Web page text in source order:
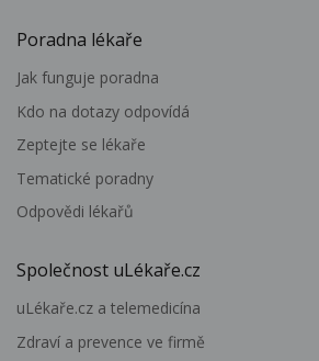
Poradna lékaře
Jak funguje poradna
Kdo na dotazy odpovídá
Zeptejte se lékaře
Tematické poradny
Odpovědi lékařů
Společnost uLékaře.cz
uLékaře.cz a telemedicína
Zdraví a prevence ve firmě